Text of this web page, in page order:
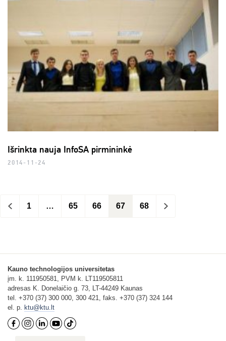
Išrinkta nauja InfoSA pirmininkė
2014-11-24
< 1 … 65 66 67 68 >
Kauno technologijos universitetas
įm. k. 111950581, PVM k. LT119505811
adresas K. Donelaičio g. 73, LT-44249 Kaunas
tel. +370 (37) 300 000, 300 421, faks. +370 (37) 324 144
el. p. ktu@ktu.lt